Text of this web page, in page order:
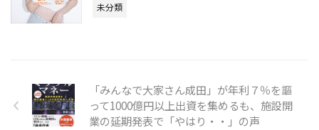
未分類
「みんなで大家さん成田」が年利７％を謳
って1000億円以上出資を集めるも、施設開
業の延期発表で「やはり・・」の声